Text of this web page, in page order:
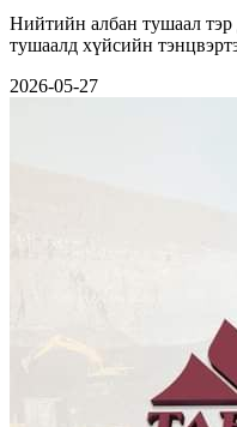
Нийтийн албан тушаал
тушаалд хүйсийн
2026-05-27